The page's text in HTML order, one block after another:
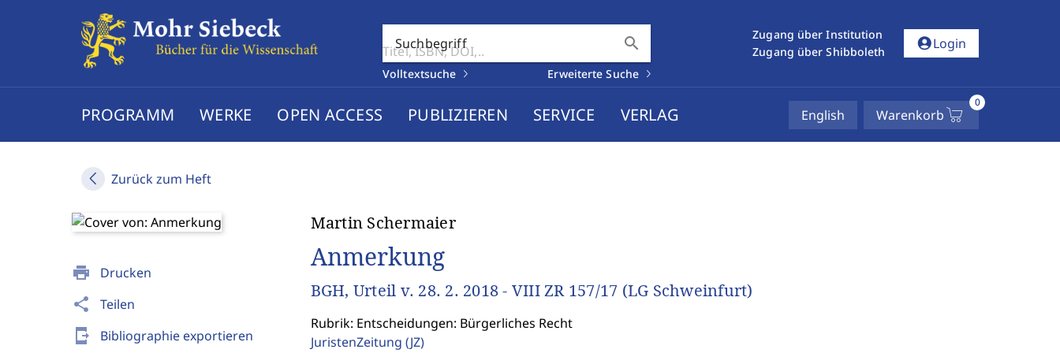
Suchbegriff search
Volltextsuche Erweiterte Suche
Zugang über Institution
Zugang über Shibboleth
account_circleLogin
PROGRAMM WERKE OPEN ACCESS PUBLIZIEREN SERVICE VERLAG English Warenkorb
0
Zurück zum Heft
print Drucken
share Teilen
send_to_mobile Bibliographie exportieren
Martin Schermaier
Anmerkung
BGH, Urteil v. 28. 2. 2018 - VIII ZR 157/17 (LG Schweinfurt)
Rubrik: Entscheidungen: Bürgerliches Recht
JuristenZeitung (JZ)